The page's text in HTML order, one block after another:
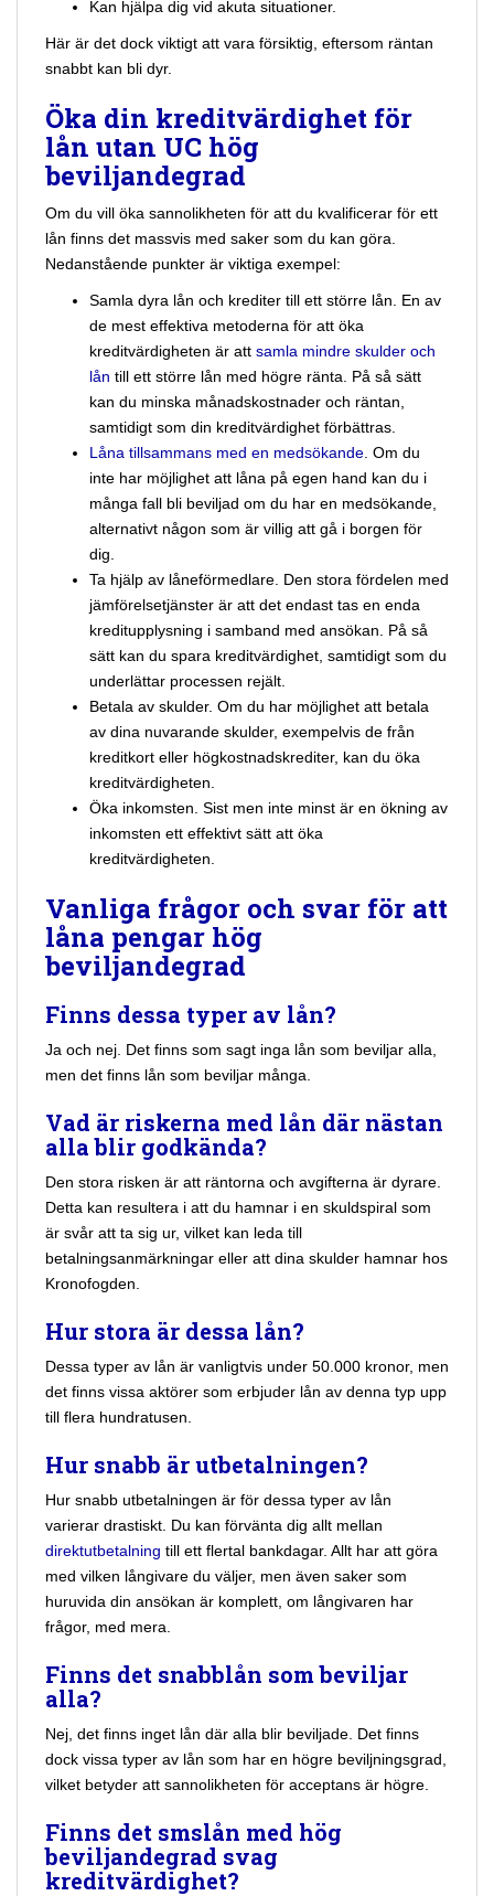
Kan hjälpa dig vid akuta situationer.
Här är det dock viktigt att vara försiktig, eftersom räntan
snabbt kan bli dyr.
Öka din kreditvärdighet för
lån utan UC hög
beviljandegrad
Om du vill öka sannolikheten för att du kvalificerar för ett
lån finns det massvis med saker som du kan göra.
Nedanstående punkter är viktiga exempel:
Samla dyra lån och krediter till ett större lån. En av
de mest effektiva metoderna för att öka
kreditvärdigheten är att samla mindre skulder och
lån till ett större lån med högre ränta. På så sätt
kan du minska månadskostnader och räntan,
samtidigt som din kreditvärdighet förbättras.
Låna tillsammans med en medsökande . Om du
inte har möjlighet att låna på egen hand kan du i
många fall bli beviljad om du har en medsökande,
alternativt någon som är villig att gå i borgen för
dig.
Ta hjälp av låneförmedlare. Den stora fördelen med
jämförelsetjänster är att det endast tas en enda
kreditupplysning i samband med ansökan. På så
sätt kan du spara kreditvärdighet, samtidigt som du
underlättar processen rejält.
Betala av skulder. Om du har möjlighet att betala
av dina nuvarande skulder, exempelvis de från
kreditkort eller högkostnadskrediter, kan du öka
kreditvärdigheten.
Öka inkomsten. Sist men inte minst är en ökning av
inkomsten ett effektivt sätt att öka
kreditvärdigheten.
Vanliga frågor och svar för att
låna pengar hög
beviljandegrad
Finns dessa typer av lån?
Ja och nej. Det finns som sagt inga lån som beviljar alla,
men det finns lån som beviljar många.
Vad är riskerna med lån där nästan
alla blir godkända?
Den stora risken är att räntorna och avgifterna är dyrare.
Detta kan resultera i att du hamnar i en skuldspiral som
är svår att ta sig ur, vilket kan leda till
betalningsanmärkningar eller att dina skulder hamnar hos
Kronofogden.
Hur stora är dessa lån?
Dessa typer av lån är vanligtvis under 50.000 kronor, men
det finns vissa aktörer som erbjuder lån av denna typ upp
till flera hundratusen.
Hur snabb är utbetalningen?
Hur snabb utbetalningen är för dessa typer av lån
varierar drastiskt. Du kan förvänta dig allt mellan
direktutbetalning till ett flertal bankdagar. Allt har att göra
med vilken långivare du väljer, men även saker som
huruvida din ansökan är komplett, om långivaren har
frågor, med mera.
Finns det snabblån som beviljar
alla?
Nej, det finns inget lån där alla blir beviljade. Det finns
dock vissa typer av lån som har en högre beviljningsgrad,
vilket betyder att sannolikheten för acceptans är högre.
Finns det smslån med hög
beviljandegrad svag
kreditvärdighet?